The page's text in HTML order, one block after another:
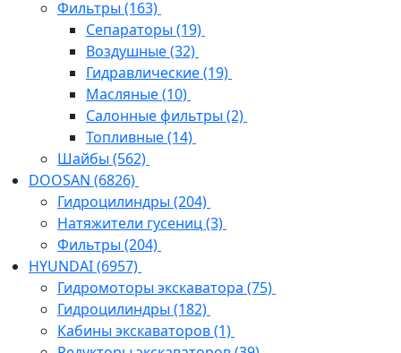
Фильтры (163)
Cепараторы (19)
Воздушные(32)
Гидравлические(19)
Масляные(10)
Салонные фильтры (2)
Топливные(14)
Шайбы (562)
DOOSAN (6826)
Гидроцилиндры (204)
Натяжители гусениц(3)
Фильтры (204)
HYUNDAI(6957)
Гидромоторы экскаватора (75)
Гидроцилиндры (182)
Кабины экскаваторов(1)